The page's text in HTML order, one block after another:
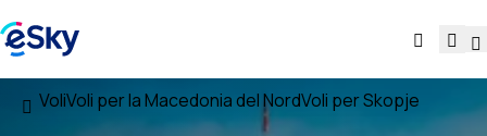
VoliVoli per la Macedonia del NordVoli per Skopje